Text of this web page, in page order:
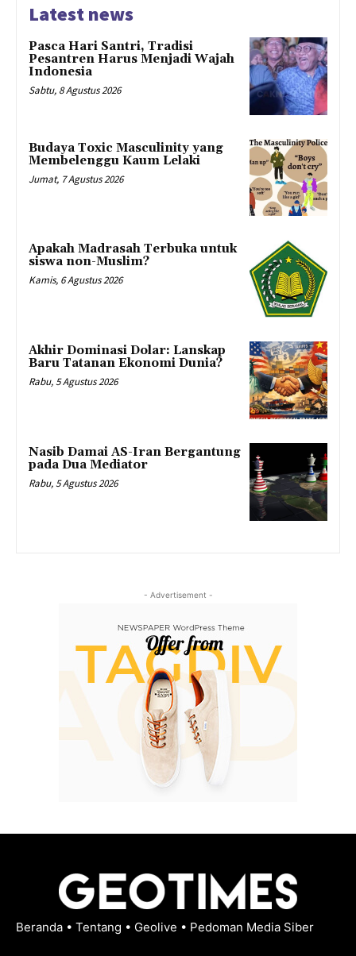
Latest news
Pasca Hari Santri, Tradisi
Pesantren Harus Menjadi Wajah
Indonesia
Sabtu, 8 Agustus 2026
Budaya Toxic Masculinity yang
Membelenggu Kaum Lelaki
Jumat, 7 Agustus 2026
Apakah Madrasah Terbuka untuk
siswa non-Muslim?
Kamis, 6 Agustus 2026
Akhir Dominasi Dolar: Lanskap
Baru Tatanan Ekonomi Dunia?
Rabu, 5 Agustus 2026
Nasib Damai AS-Iran Bergantung
pada Dua Mediator
Rabu, 5 Agustus 2026
- Advertisement -
Beranda • Tentang • Geolive • Pedoman Media Siber